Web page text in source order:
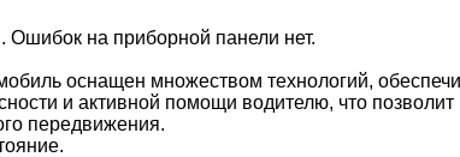
на приборной панели нет.
оснащен множеством технологий,
и активной помощи водителю, что
передвижения.